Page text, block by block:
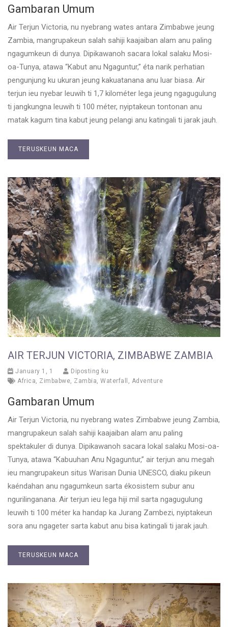
Gambaran Umum
Air Terjun Victoria, nu nyebrang wates antara Zimbabwe jeung
Zambia, mangrupakeun salah sahiji kaajaiban alam anu paling
ngagumkeun di dunya. Dipikawanoh sacara lokal salaku Mosi-
oa-Tunya, atawa “Kabut anu Ngaguntur,” éta narik perhatian
pengunjung ku ukuran jeung kakuatanana anu luar biasa. Air
terjun ieu nyebar leuwih ti 1,7 kilométer lega jeung ngagugulung
ti jangkungna leuwih ti 100 méter, nyiptakeun tontonan anu
matak kagum tina kabut jeung pelangi anu katingali ti jarak jauh.
TERUSKEUN MACA
AIR TERJUN VICTORIA, ZIMBABWE ZAMBIA
January 1, 1
Diposting ku
Africa, Zimbabwe, Zambia, Waterfall , Adventure
Gambaran Umum
Air Terjun Victoria, nu nyebrang wates Zimbabwe jeung Zambia,
mangrupakeun salah sahiji kaajaiban alam anu paling
spektakuler di dunya. Dipikawanoh sacara lokal salaku Mosi-oa-
Tunya, atawa “Kabuuhan Anu Ngaguntur,” air terjun anu megah
ieu mangrupakeun situs Warisan Dunia UNESCO, diaku pikeun
kaéndahan anu ngagumkeun sarta ékosistem subur anu
ngurilinganana. Air terjun ieu lega hiji mil sarta ngagugulung
leuwih ti 100 méter ka handap ka Jurang Zambezi, nyiptakeun
sora anu ngageter sarta kabut anu bisa katingali ti jarak jauh.
TERUSKEUN MACA